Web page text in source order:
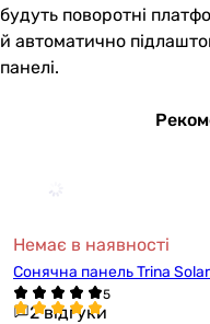
будуть поворотні
й автоматично
панелі.
Немає в наявності
Сонячна панель Trina
2 відгуки